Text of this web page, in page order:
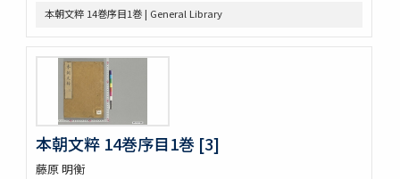
なくさみ草 8巻
長恨歌 1巻坿傳1巻琵琶行1巻野馬臺詩1巻
一宮巡詣記抜粹 2巻 (存1巻)
花街漫録 2巻
北女閭起原 3巻
日蓮聖人註画畫讃 5巻
をりをりくさ 4巻
増補洞房語園 2巻
本朝文粹 14巻序目1巻 | General Library
本朝文粹 14巻序目1巻 [3]
藤原 明衡